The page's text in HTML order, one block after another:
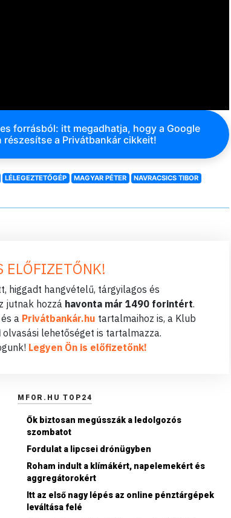
forrásból: itt megadhatja, hogy a Google
részesítse a Privátbankár cikkeit!
LÉLEGEZTETŐGÉP MAGYAR PÉTER
NAVRACSICS TIBOR
ELŐFIZETŐNK!
higgadt hangvételű, tárgyilagos és
jutnak hozzá havonta már 1490 forintért.
és a Privátbankár.hu tartalmaihoz is, a Klub
olvasási lehetőséget is tartalmazza.
Legyen Ön is előfizetőnk!
MFOR.HU TOP24
Ők biztosan megússzák a ledolgozós
szombatot
Fordulat a lipcsei drónügyben
Roham indult a klímákért, napelemekért és
aggregátorokért
Itt az első nagy lépés az online pénztárgépek
leváltása felé